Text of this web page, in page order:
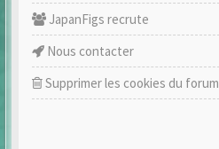
JapanFigs recrute
Nous contacter
Supprimer les cookies du forum